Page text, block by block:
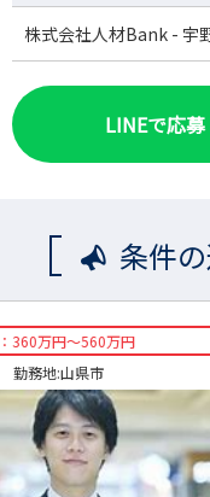
株式会社人材Bank - 宇
LINEで応募
条件
想定年収：